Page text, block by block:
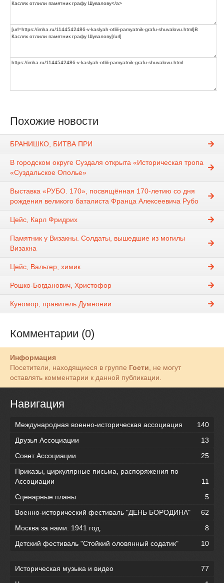
Похожие новости
БРАНИШКО, БИТВА ПРИ
В городском округе Суздаля открыта «Историческая тропа
«Суздальское Ополье»
Выставка «РУБО. 170», посвящённая 170-летию со дня
рождения великого баталиста Франца Алексеевича Рубо
Цейс, Карл Фридрих
Памятник у Визакны. Солдаты, вышедшие из могилы
Визакна
Цейс, Вальтер, химик
Рошко-Богданович, Христофор
Куномор, правитель Думнонии
Комментарии (0)
Информация
Посетители, находящиеся в группе Гости , не могут
оставлять комментарии к данной публикации.
Навигация
Международная военно-историческая ассоциация
140
Друзья Ассоциации
13
Совет Ассоциации
25
Приказы, циркулярные письма, распоряжения по
Ассоциации
11
Сценарные планы
5
Военно-исторический фестиваль "ДЕНЬ БОРОДИНА"
62
Москва за нами. 1941 год.
8
Детский фестиваль "Стойкий оловянный содатик"
10
Историческая музыка и видео
77